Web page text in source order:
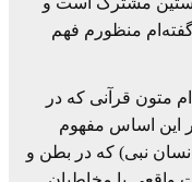
منظورم فهم
متون قرآنی که در
این اساس مفهوم
نبی) که در بطن و